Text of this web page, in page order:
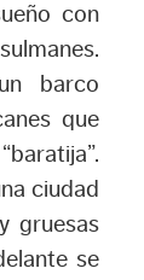
con
barco
que
ciudad
gruesas
se